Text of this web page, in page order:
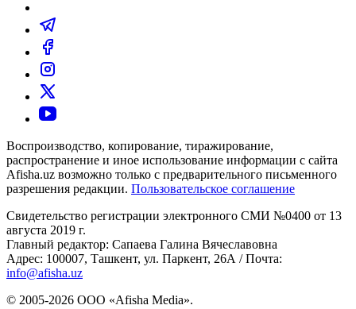
Воспроизводство, копирование, тиражирование,
распространение и иное использование информации с сайта
Afisha.uz возможно только с предварительного письменного
разрешения редакции. Пользовательское соглашение
Свидетельство регистрации электронного СМИ №0400 от 13
августа 2019 г.
Главный редактор: Сапаева Галина Вячеславовна
Адрес: 100007, Ташкент, ул. Паркент, 26А / Почта:
info@afisha.uz
© 2005-2026 ООО «Afisha Media».